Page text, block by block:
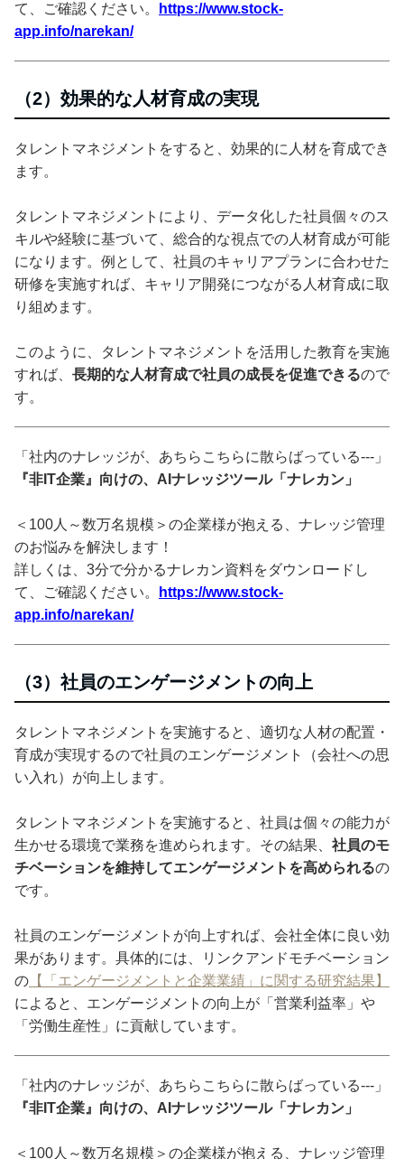
て、ご確認ください。
https://www.stock-
app.info/narekan/
（2）効果的な人材育成の実現
タレントマネジメントをすると、効果的に人材を育成でき
ます。
タレントマネジメントにより、データ化した社員個々のス
キルや経験に基づいて、総合的な視点での人材育成が可能
になります。例として、社員のキャリアプランに合わせた
研修を実施すれば、キャリア開発につながる人材育成に取
り組めます。
このように、タレントマネジメントを活用した教育を実施
すれば、 長期的な人材育成で社員の成長を促進できるので
す。
「社内のナレッジが、あちらこちらに散らばっている---」
『非IT企業』向けの、AIナレッジツール「ナレカン」
＜100人～数万名規模＞の企業様が抱える、ナレッジ管理
のお悩みを解決します！
詳しくは、3分で分かるナレカン資料をダウンロードし
て、ご確認ください。
https://www.stock-
app.info/narekan/
（3）社員のエンゲージメントの向上
タレントマネジメントを実施すると、適切な人材の配置・
育成が実現するので社員のエンゲージメント（会社への思
い入れ）が向上します。
タレントマネジメントを実施すると、社員は個々の能力が
生かせる環境で業務を進められます。その結果、 社員のモ
チベーションを維持してエンゲージメントを高められるの
です。
社員のエンゲージメントが向上すれば、会社全体に良い効
果があります。具体的には、リンクアンドモチベーション
の 【「エンゲージメントと企業業績」に関する研究結果】
によると、エンゲージメントの向上が「営業利益率」や
「労働生産性」に貢献しています。
「社内のナレッジが、あちらこちらに散らばっている---」
『非IT企業』向けの、AIナレッジツール「ナレカン」
＜100人～数万名規模＞の企業様が抱える、ナレッジ管理